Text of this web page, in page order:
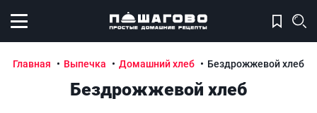
Открыть меню
Главная Выпечка Домашний хлеб Бездрожжевой хлеб
Бездрожжевой хлеб